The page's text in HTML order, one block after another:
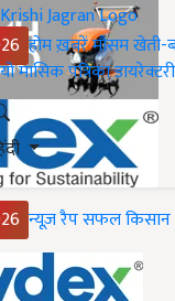
होमख़बरेंमौसमखेती-
मासिक पत्रिकाडायरेक्टरी
न्यूज़ रैपसफल किसान